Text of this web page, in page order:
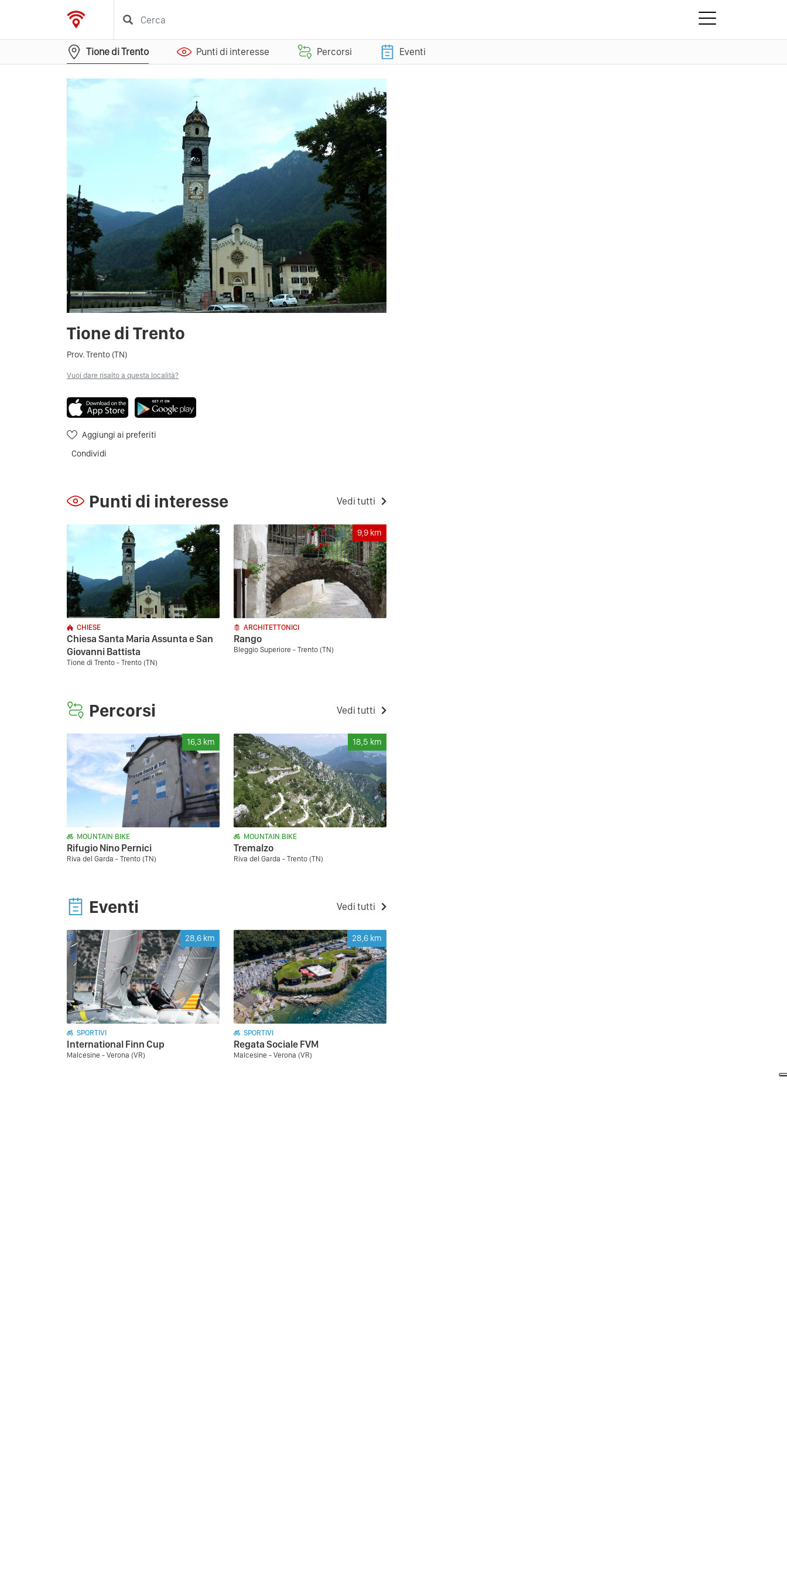
Tione di Trento Punti di interesse Percorsi Eventi
Tione di Trento
Prov. Trento (TN)
Vuoi dare risalto a questa località?
Aggiungi ai preferiti
Condividi
Punti di interesse Vedi tutti
CHIESE
Chiesa Santa Maria Assunta e San
Giovanni Battista
Tione di Trento - Trento (TN)
9,9 km
ARCHITETTONICI
Rango
Bleggio Superiore - Trento (TN)
Percorsi Vedi tutti
16,3 km
MOUNTAIN BIKE
Rifugio Nino Pernici
Riva del Garda - Trento (TN)
18,5 km
MOUNTAIN BIKE
Tremalzo
Riva del Garda - Trento (TN)
Eventi Vedi tutti
28,6 km
SPORTIVI
International Finn Cup
Malcesine - Verona (VR)
28,6 km
SPORTIVI
Regata Sociale FVM
Malcesine - Verona (VR)